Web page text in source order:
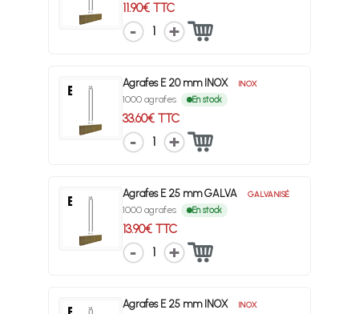
11.90€ TTC
1
Agrafes E 20 mm INOX INOX
1000 agrafes En stock
33.60€ TTC
1
Agrafes E 25 mm GALVA GALVANISÉ
1000 agrafes En stock
13.90€ TTC
1
Agrafes E 25 mm INOX INOX